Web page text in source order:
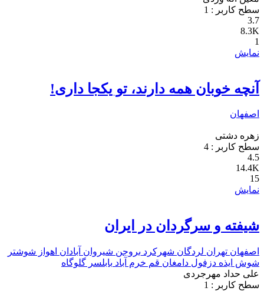
سطح کاربر : 1
3.7
8.3K
1
نمایش
آنچه خوبان همه دارند، تو یکجا داری!
اصفهان
زهره دشتی
سطح کاربر : 4
4.5
14.4K
15
نمایش
شیفته و سرگردان در ایران
اصفهان تهران لردگان شهرکرد بروجن شیروان آبادان اهواز شوشتر
شوش ایذه دزفول دامغان قم خرم آباد بابلسر گلوگاه
علی حداد مهرجردی
سطح کاربر : 1